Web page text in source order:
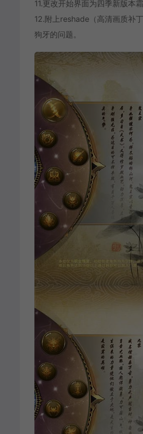
11.更改开始界面为四季新版本
12.附上reshade（高清画质补
狗牙的问题。